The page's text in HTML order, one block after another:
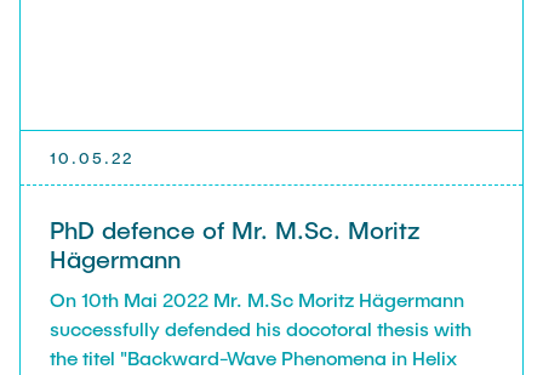
10.05.22
PhD defence of Mr. M.Sc. Moritz
Hägermann
On 10th Mai 2022 Mr. M.Sc Moritz Hägermann
successfully defended his docotoral thesis with
the titel "Backward-Wave Phenomena in Helix